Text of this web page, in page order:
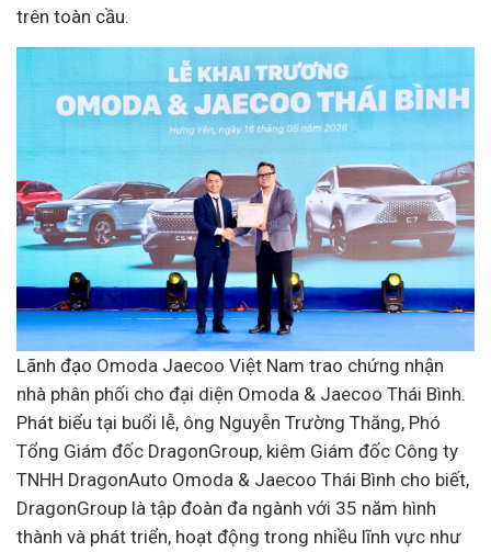
trên toàn cầu.
Lãnh đạo Omoda Jaecoo Việt Nam trao chứng nhận
nhà phân phối cho đại diện Omoda & Jaecoo Thái Bình.
Phát biểu tại buổi lễ, ông Nguyễn Trường Thăng, Phó
Tổng Giám đốc DragonGroup, kiêm Giám đốc Công ty
TNHH DragonAuto Omoda & Jaecoo Thái Bình cho biết,
DragonGroup là tập đoàn đa ngành với 35 năm hình
thành và phát triển, hoạt động trong nhiều lĩnh vực như